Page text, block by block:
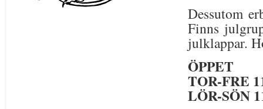
Dessutom
Finns
julklappar.
ÖPPET
TOR-FRE
LÖR-SÖN